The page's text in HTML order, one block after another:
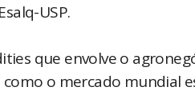
USP.
que envolve o
o mercado mundial